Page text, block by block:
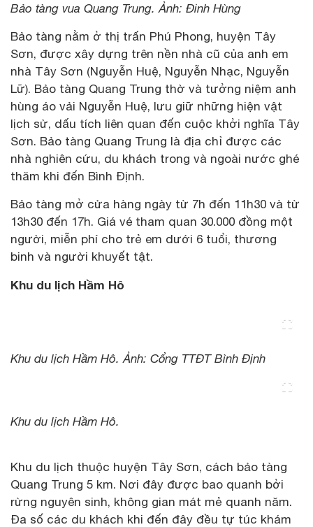
Bảo tàng vua Quang Trung. Ảnh: Đinh Hùng
Bảo tàng nằm ở thị trấn Phú Phong, huyện Tây
Sơn, được xây dựng trên nền nhà cũ của anh em
nhà Tây Sơn (Nguyễn Huệ, Nguyễn Nhạc, Nguyễn
Lữ). Bảo tàng Quang Trung thờ và tưởng niệm anh
hùng áo vải Nguyễn Huệ, lưu giữ những hiện vật
lịch sử, dấu tích liên quan đến cuộc khởi nghĩa Tây
Sơn. Bảo tàng Quang Trung là địa chỉ được các
nhà nghiên cứu, du khách trong và ngoài nước ghé
thăm khi đến Bình Định.
Bảo tàng mở cửa hàng ngày từ 7h đến 11h30 và từ
13h30 đến 17h. Giá vé tham quan 30.000 đồng một
người, miễn phí cho trẻ em dưới 6 tuổi, thương
binh và người khuyết tật.
Khu du lịch Hầm Hô
Khu du lịch Hầm Hô. Ảnh: Cổng TTĐT Bình Định
Khu du lịch Hầm Hô.
Khu du lịch thuộc huyện Tây Sơn, cách bảo tàng
Quang Trung 5 km. Nơi đây được bao quanh bởi
rừng nguyên sinh, không gian mát mẻ quanh năm.
Đa số các du khách khi đến đây đều tự túc khám